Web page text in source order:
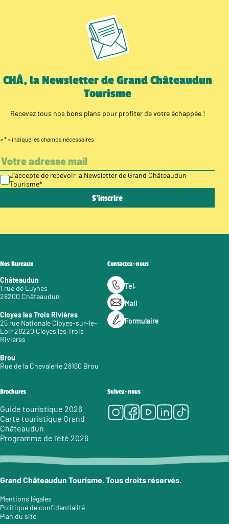
CHÂ, la Newsletter de Grand Châteaudun
Tourisme
Recevez tous nos bons plans pour profiter de votre échappée !
« * » indique les champs nécessaires
J’accepte de recevoir la Newsletter de Grand Châteaudun
Tourisme*
Nos Bureaux
Châteaudun
1 rue de Luynes
28200 Châteaudun
Cloyes les Trois Rivières
25 rue Nationale Cloyes-sur-le-
Loir 28220 Cloyes les Trois
Rivières
Brou
Rue de la Chevalerie 28160 Brou
Contactez-nous
Tél.
Mail
Formulaire
Brochures
Guide touristique 2026
Carte touristique Grand
Châteaudun
Programme de l’été 2026
Suivez-nous
Instagram
Facebook
Youtube
LinkedIn
Tiktok
Grand Châteaudun Tourisme. Tous droits réservés.
Mentions légales
Politique de confidentialité
Plan du site